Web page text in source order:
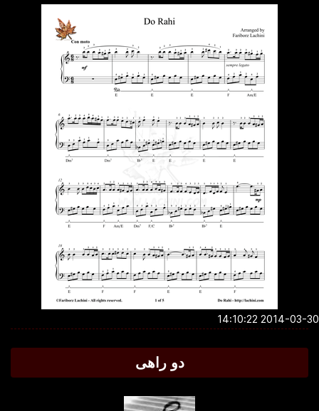
2014-03-30
دو راهی